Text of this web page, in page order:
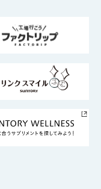
ィ経営